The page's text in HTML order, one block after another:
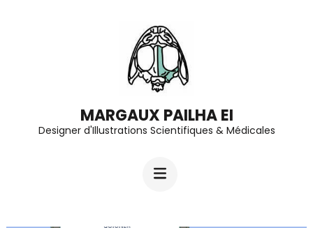
MARGAUX PAILHA EI
Designer d'Illustrations Scientifiques & Médicales